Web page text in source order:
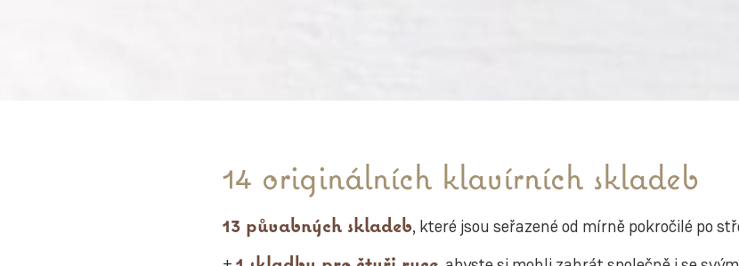
14 originálních klavírních skladeb
13 půvabných skladeb, které jsou seřazené od mírně pokročilé po